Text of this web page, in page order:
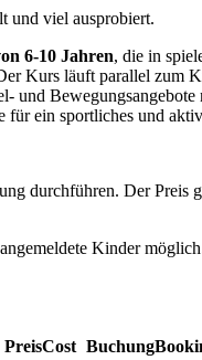
und viel ausprobiert.
6-10 Jahren, die in
Kurs läuft parallel
und
für ein sportliches und
durchführen. Der Preis
Kinder
PreisCost Buchung